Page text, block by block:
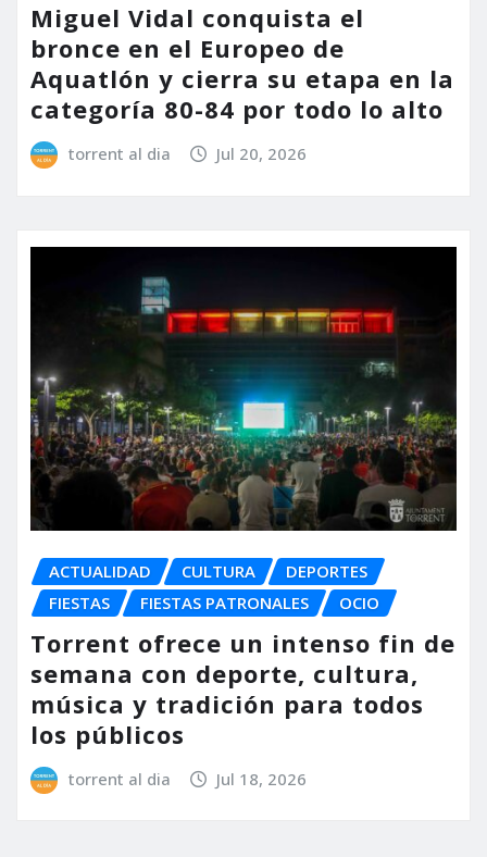
Miguel Vidal conquista el
bronce en el Europeo de
Aquatlón y cierra su etapa en la
categoría 80-84 por todo lo alto
torrent al dia Jul 20, 2026
ACTUALIDAD CULTURA
DEPORTES
FIESTAS
FIESTAS PATRONALES OCIO
Torrent ofrece un intenso fin de
semana con deporte, cultura,
música y tradición para todos
los públicos
torrent al dia Jul 18, 2026